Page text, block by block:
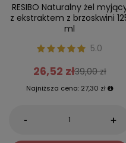
RESIBO Naturalny żel
z ekstraktem z brzoskwini
ml
5.0
26,52 zł39,00 zł
Najniższa cena: 27,30 zł
- +